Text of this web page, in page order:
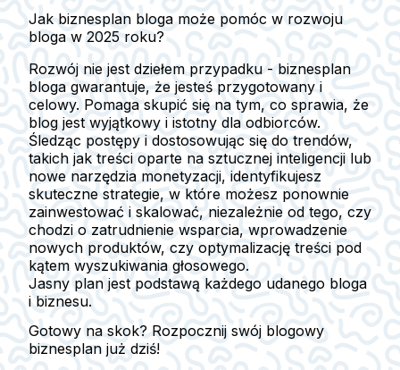
Jak biznesplan bloga może pomóc w rozwoju
bloga w 2025 roku?
Rozwój nie jest dziełem przypadku - biznesplan
bloga gwarantuje, że jesteś przygotowany i
celowy. Pomaga skupić się na tym, co sprawia, że
blog jest wyjątkowy i istotny dla odbiorców.
Śledząc postępy i dostosowując się do trendów,
takich jak treści oparte na sztucznej inteligencji lub
nowe narzędzia monetyzacji, identyfikujesz
skuteczne strategie, w które możesz ponownie
zainwestować i skalować, niezależnie od tego, czy
chodzi o zatrudnienie wsparcia, wprowadzenie
nowych produktów, czy optymalizację treści pod
kątem wyszukiwania głosowego.
Jasny plan jest podstawą każdego udanego bloga
i biznesu.
Gotowy na skok? Rozpocznij swój blogowy
biznesplan już dziś!